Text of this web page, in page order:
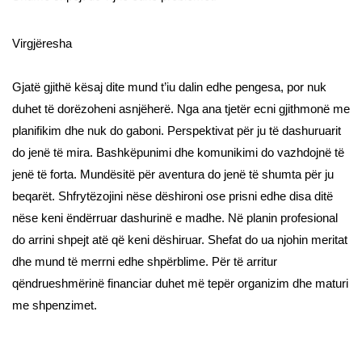
Virgjëresha
Gjatë gjithë kësaj dite mund t’iu dalin edhe pengesa, por nuk
duhet të dorëzoheni asnjëherë. Nga ana tjetër ecni gjithmonë me
planifikim dhe nuk do gaboni. Perspektivat për ju të dashuruarit
do jenë të mira. Bashkëpunimi dhe komunikimi do vazhdojnë të
jenë të forta. Mundësitë për aventura do jenë të shumta për ju
beqarët. Shfrytëzojini nëse dëshironi ose prisni edhe disa ditë
nëse keni ëndërruar dashurinë e madhe. Në planin profesional
do arrini shpejt atë që keni dëshiruar. Shefat do ua njohin meritat
dhe mund të merrni edhe shpërblime. Për të arritur
qëndrueshmërinë financiar duhet më tepër organizim dhe maturi
me shpenzimet.